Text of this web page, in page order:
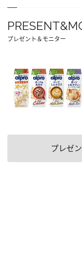
プレゼント＆モニター
プレゼ